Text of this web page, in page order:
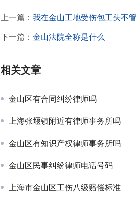
上一篇： 我在金山工地受伤包工头不
下一篇： 金山法院全称是什么
相关文章
金山区有合同纠纷律师吗
上海张堰镇附近有律师事务所吗
金山区有知识产权律师事务所吗
金山区民事纠纷律师电话号码
上海市金山区工伤八级赔偿标准